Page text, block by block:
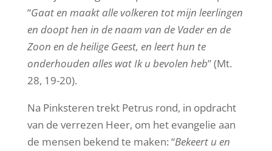
“Gaat en maakt alle volkeren tot mijn leerlingen
en doopt hen in de naam van de Vader en de
Zoon en de heilige Geest, en leert hun te
onderhouden alles wat Ik u bevolen heb” (Mt.
28, 19-20).
Na Pinksteren trekt Petrus rond, in opdracht
van de verrezen Heer, om het evangelie aan
de mensen bekend te maken: “Bekeert u en